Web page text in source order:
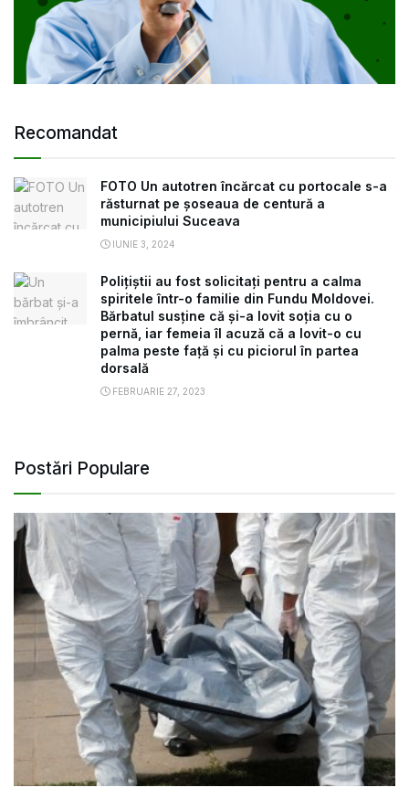
Recomandat
FOTO Un autotren încărcat cu portocale s-a
răsturnat pe șoseaua de centură a
municipiului Suceava
IUNIE 3, 2024
Polițiștii au fost solicitați pentru a calma
spiritele într-o familie din Fundu Moldovei.
Bărbatul susține că și-a lovit soția cu o
pernă, iar femeia îl acuză că a lovit-o cu
palma peste față și cu piciorul în partea
dorsală
FEBRUARIE 27, 2023
Postări Populare